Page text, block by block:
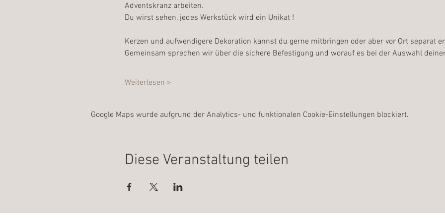
Adventskranz arbeiten.
Du wirst sehen, jedes Werkstück wird ein Unikat !
Kerzen und aufwendigere Dekoration kannst du gerne mitbringen oder aber vor Ort separat
Gemeinsam sprechen wir über die sichere Befestigung und worauf es bei der Auswahl
Weiterlesen >
Google Maps wurde aufgrund der Analytics- und funktionalen Cookie-Einstellungen blockiert.
Diese Veranstaltung teilen